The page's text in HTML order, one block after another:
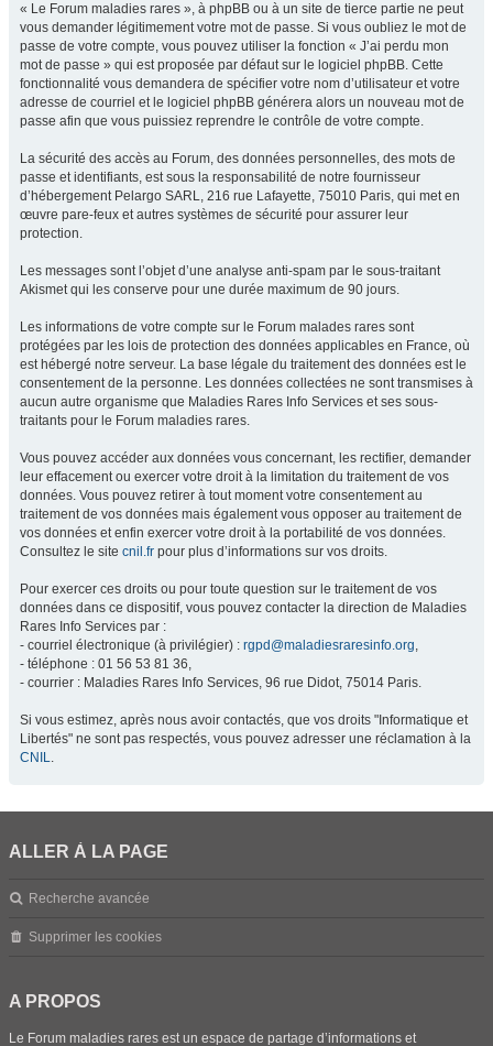
« Le Forum maladies rares », à phpBB ou à un site de tierce partie ne peut
vous demander légitimement votre mot de passe. Si vous oubliez le mot de
passe de votre compte, vous pouvez utiliser la fonction « J’ai perdu mon
mot de passe » qui est proposée par défaut sur le logiciel phpBB. Cette
fonctionnalité vous demandera de spécifier votre nom d’utilisateur et votre
adresse de courriel et le logiciel phpBB générera alors un nouveau mot de
passe afin que vous puissiez reprendre le contrôle de votre compte.
La sécurité des accès au Forum, des données personnelles, des mots de
passe et identifiants, est sous la responsabilité de notre fournisseur
d’hébergement Pelargo SARL, 216 rue Lafayette, 75010 Paris, qui met en
œuvre pare-feux et autres systèmes de sécurité pour assurer leur
protection.
Les messages sont l’objet d’une analyse anti-spam par le sous-traitant
Akismet qui les conserve pour une durée maximum de 90 jours.
Les informations de votre compte sur le Forum malades rares sont
protégées par les lois de protection des données applicables en France, où
est hébergé notre serveur. La base légale du traitement des données est le
consentement de la personne. Les données collectées ne sont transmises à
aucun autre organisme que Maladies Rares Info Services et ses sous-
traitants pour le Forum maladies rares.
Vous pouvez accéder aux données vous concernant, les rectifier, demander
leur effacement ou exercer votre droit à la limitation du traitement de vos
données. Vous pouvez retirer à tout moment votre consentement au
traitement de vos données mais également vous opposer au traitement de
vos données et enfin exercer votre droit à la portabilité de vos données.
Consultez le site cnil.fr pour plus d’informations sur vos droits.
Pour exercer ces droits ou pour toute question sur le traitement de vos
données dans ce dispositif, vous pouvez contacter la direction de Maladies
Rares Info Services par :
- courriel électronique (à privilégier) : rgpd@maladiesraresinfo.org,
- téléphone : 01 56 53 81 36,
- courrier : Maladies Rares Info Services, 96 rue Didot, 75014 Paris.
Si vous estimez, après nous avoir contactés, que vos droits "Informatique et
Libertés" ne sont pas respectés, vous pouvez adresser une réclamation à la
CNIL.
ALLER À LA PAGE
Recherche avancée
Supprimer les cookies
A PROPOS
Le Forum maladies rares est un espace de partage d’informations et